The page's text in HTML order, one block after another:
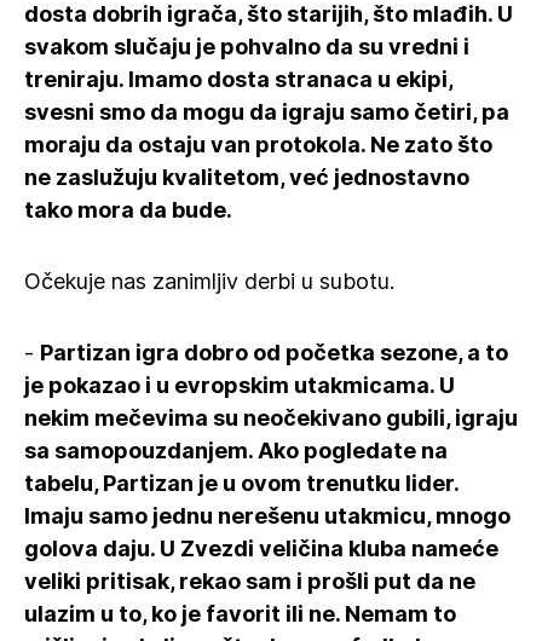
dosta dobrih igrača, što starijih, što mlađih. U
svakom slučaju je pohvalno da su vredni i
treniraju. Imamo dosta stranaca u ekipi,
svesni smo da mogu da igraju samo četiri, pa
moraju da ostaju van protokola. Ne zato što
ne zaslužuju kvalitetom, već jednostavno
tako mora da bude.
Očekuje nas zanimljiv derbi u subotu.
- Partizan igra dobro od početka sezone, a to
je pokazao i u evropskim utakmicama. U
nekim mečevima su neočekivano gubili, igraju
sa samopouzdanjem. Ako pogledate na
tabelu, Partizan je u ovom trenutku lider.
Imaju samo jednu nerešenu utakmicu, mnogo
golova daju. U Zvezdi veličina kluba nameće
veliki pritisak, rekao sam i prošli put da ne
ulazim u to, ko je favorit ili ne. Nemam to